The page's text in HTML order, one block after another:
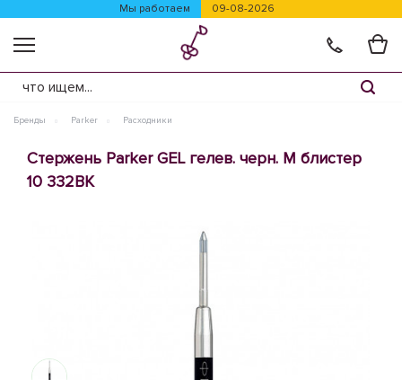
Мы работаем 09-08-2026
Бренды Parker Расходники
Стержень Parker GEL гелев. черн. M блистер
10 332BK